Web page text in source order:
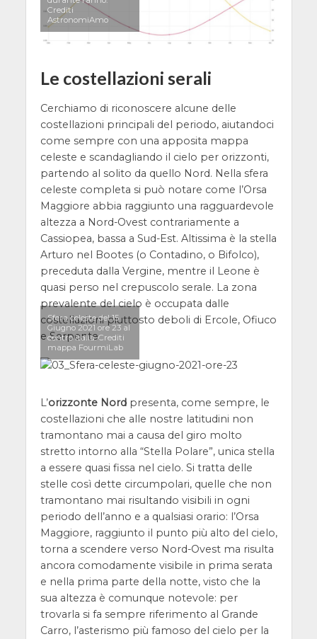
Crediti
AstronomiAmo
Le costellazioni serali
Cerchiamo di riconoscere alcune delle
costellazioni principali del periodo, aiutandoci
come sempre con una apposita mappa
celeste e scandagliando il cielo per orizzonti,
partendo al solito da quello Nord. Nella sfera
celeste completa si può notare come l’Orsa
Maggiore abbia raggiunto una ragguardevole
altezza a Nord-Ovest contrariamente a
Cassiopea, bassa a Sud-Est. Altissima è la stella
Arturo nel Bootes (o Contadino, o Bifolco),
preceduta dalla Vergine, mentre il Leone è
quasi perso nel crepuscolo serale. La zona
prevalente del cielo è occupata dalle
costellazioni piuttosto deboli di Ercole, Ofiuco
e Serpente.
Sfera celeste del 15
Giugno 2021 ore 23 al
centro Italia. Crediti
mappa FourmiLab
L’orizzonte Nordpresenta, come sempre, le
costellazioni che alle nostre latitudini non
tramontano mai a causa del giro molto
stretto intorno alla “Stella Polare”, unica stella
a essere quasi fissa nel cielo. Si tratta delle
stelle così dette circumpolari, quelle che non
tramontano mai risultando visibili in ogni
periodo dell’anno e a qualsiasi orario: l’Orsa
Maggiore, raggiunto il punto più alto del cielo,
torna a scendere verso Nord-Ovest ma risulta
ancora comodamente visibile in prima serata
e nella prima parte della notte, visto che la
sua altezza è comunque notevole: per
trovarla si fa sempre riferimento al Grande
Carro, l’asterismo più famoso del cielo per la